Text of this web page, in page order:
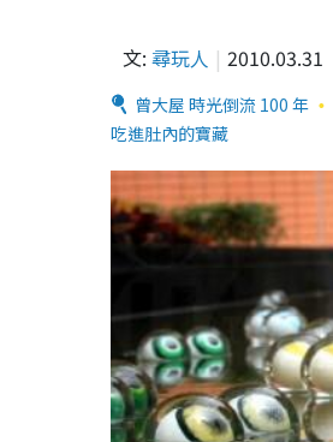
文: 尋玩人 2010.03.31
曾大屋 時光倒流 100 年
吃進肚內的寶藏